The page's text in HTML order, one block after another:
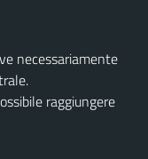
necessariamente
raggiungere